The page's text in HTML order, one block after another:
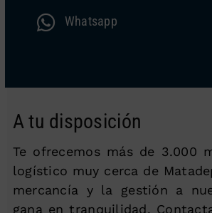
Whatsapp
A tu disposición
Te ofrecemos más de 3.000
logístico muy cerca de
mercancía y la gestión a
gana en tranquilidad.